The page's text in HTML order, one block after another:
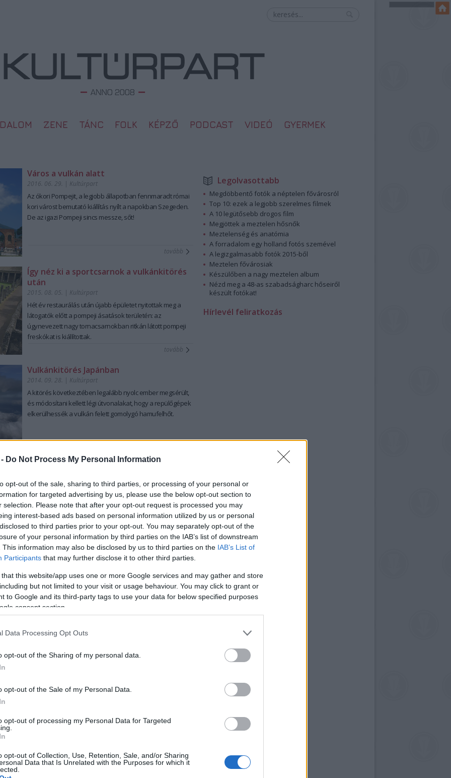
Do Not Process My Personal Information
opt-out of the sale, sharing to third parties, or processing of your personal or
for targeted advertising by us, please use the below opt-out section to
selection. Please note that after your opt-out request is processed you may
interest-based ads based on personal information utilized by us or personal
to third parties prior to your opt-out. You may separately opt-out of the
of your personal information by third parties on the IAB’s list of downstream
This information may also be disclosed by us to third parties on the IAB’s List of
Participants that may further disclose it to other third parties.
that this website/app uses one or more Google services and may gather and store
but not limited to your visit or usage behaviour. You may click to grant or
to Google and its third-party tags to use your data for below specified purposes
consent section.
Data Processing Opt Outs
opt-out of the Sharing of my personal data.
opt-out of the Sale of my Personal Data.
opt-out of processing my Personal Data for Targeted
opt-out of Collection, Use, Retention, Sale, and/or Sharing
Data that Is Unrelated with the Purposes for which it
ZENE TÁNC FOLK KÉPZŐ PODCAST VIDEÓ GYERMEK
Város a vulkán alatt
2016. 06. 29. | Kultúrpart
Az ókori Pompejit, a legjobb állapotban fennmaradt római
kori várost bemutató kiállítás nyílt a napokban Szegeden.
De az igazi Pompeji sincs messze, sőt!
tovább
Így néz ki a sportcsarnok a vulkánkitörés
után
2015. 08. 05. | Kultúrpart
Hét év restaurálás után újabb épületet nyitottak meg a
látogatók előtt a pompeji ásatásokterületén: az
úgynevezett nagytornacsarnokban ritkán látott pompeji
freskókat is kiállítottak.
tovább
Vulkánkitörés Japánban
2014. 09. 28. | Kultúrpart
A kitörés következtében legalább nyolc ember megsérült,
és módosítani kellett légi útvonalakat, hogy a repülőgépek
elkerülhessék a vulkán felett gomolygó hamufelhőt.
felbukkant vulkáni sziget
2014. 07. 27.|Kultúrpart
Egyre növekszik a Tokiótól mintegy ezer kilométerre délre
tavaly novemberben hirtelen felbukkant vulkáni sziget -
derült ki a felvételekből, amelyeket a japán hatóságok
készítettek ezen a héten.
tovább
2013. 12. 30.| Kultúrpart
Alávaaz újnak számító délkeleti kráterből tör elő két
különböző helyen. Aszicíliai légtéregy részétlezárták.
A japán hatóságok kedden bejelentették,
Riasztás a múltból
Legolvasottabb
Megdöbbentő fotók a néptelen fővárosról
Top 10: ezek a legjobb szerelmes filmek
A 10 legütősebb drogos film
Megjöttek a meztelen hősnők
Meztelenség és anatómia
A forradalom egy holland fotós szemével
A legizgalmasabb fotók 2015-ből
Meztelen fővárosiak
Készülőben a nagy meztelen album
Nézd meg a 48-as szabadságharc hőseiről
készült fotókat!
Hírlevél feliratkozás